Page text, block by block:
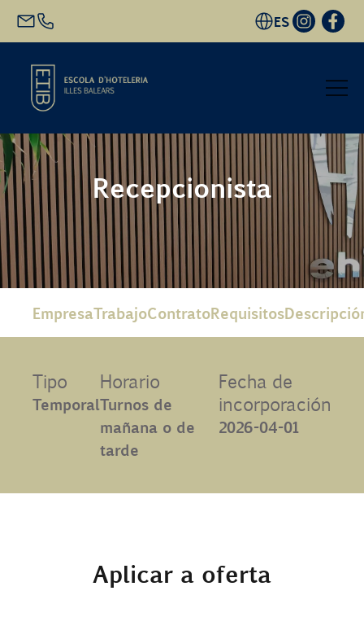
ES
Inicio
Oferta académica
Futuro alumnado
Contacto
Recepcionista
EmpresaTrabajoContratoRequisitos
Tipo
Temporal
Horario
Turnos de
mañana o de
tarde
Fecha de
incorporación
2026-04-01
Aplicar a oferta